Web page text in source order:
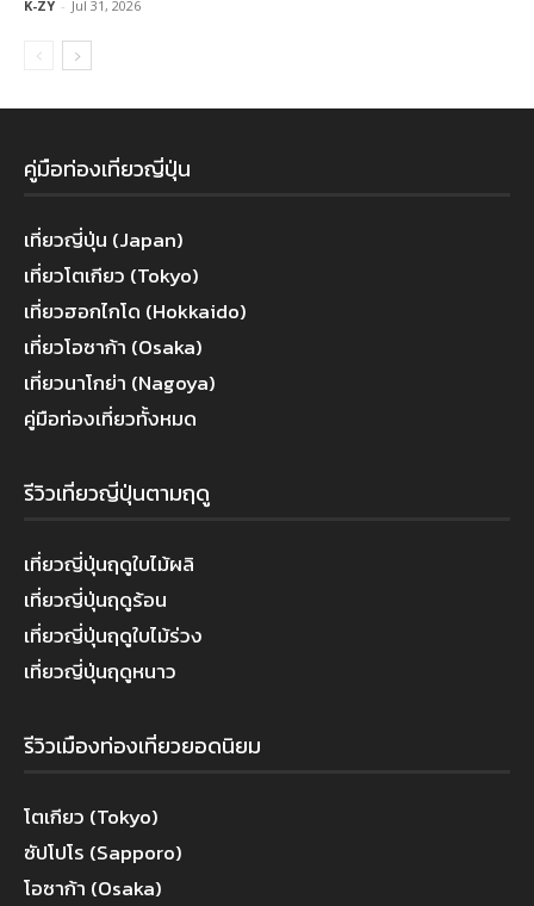
K-ZY - Jul 31, 2026
คู่มือท่องเที่ยวญี่ปุ่น
เที่ยวญี่ปุ่น (Japan)
เที่ยวโตเกียว (Tokyo)
เที่ยวฮอกไกโด (Hokkaido)
เที่ยวโอซาก้า (Osaka)
เที่ยวนาโกย่า (Nagoya)
คู่มือท่องเที่ยวทั้งหมด
รีวิวเที่ยวญี่ปุ่นตามฤดู
เที่ยวญี่ปุ่นฤดูใบไม้ผลิ
เที่ยวญี่ปุ่นฤดูร้อน
เที่ยวญี่ปุ่นฤดูใบไม้ร่วง
เที่ยวญี่ปุ่นฤดูหนาว
รีวิวเมืองท่องเที่ยวยอดนิยม
โตเกียว (Tokyo)
ซัปโปโร (Sapporo)
โอซาก้า (Osaka)